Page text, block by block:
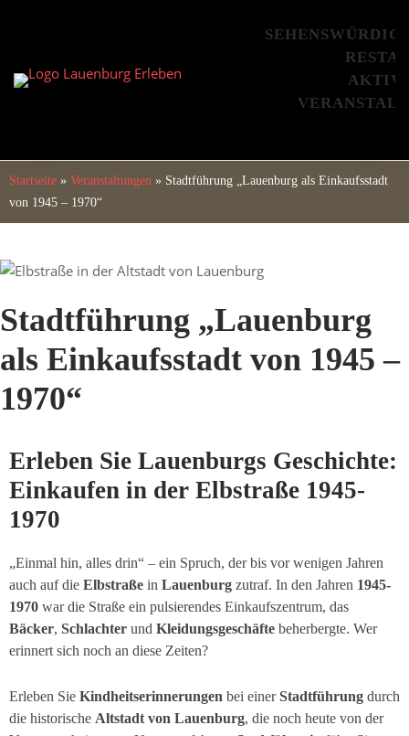
Startseite » Veranstaltungen » Stadtführung „Lauenburg als Einkaufsstadt
von 1945 – 1970“
Stadtführung „Lauenburg
als Einkaufsstadt von 1945 –
1970“
Erleben Sie Lauenburgs Geschichte:
Einkaufen in der Elbstraße 1945-
1970
„Einmal hin, alles drin“ – ein Spruch, der bis vor wenigen Jahren
auch auf die Elbstraße in Lauenburg zutraf. In den Jahren 1945-
1970 war die Straße ein pulsierendes Einkaufszentrum, das
Bäcker, Schlachter und Kleidungsgeschäfte beherbergte. Wer
erinnert sich noch an diese Zeiten?
Erleben Sie Kindheitserinnerungen bei einerStadtführung durch
die historische Altstadt von Lauenburg, die noch heute von der